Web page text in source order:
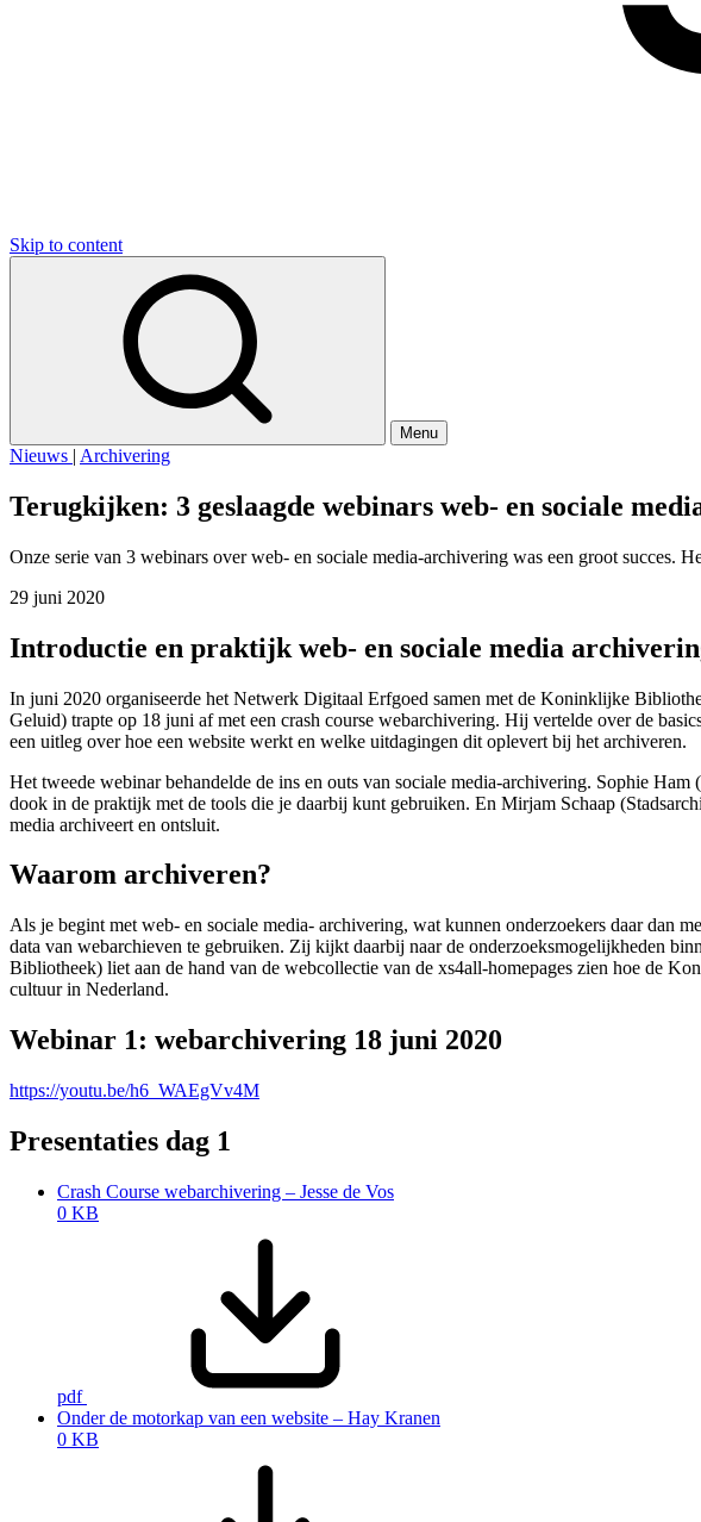
Skip to content
Menu
Nieuws | Archivering
Terugkijken: 3 geslaagde webinars web- en sociale
Onze serie van 3 webinars over web- en sociale media-archivering was een groot succes.
29 juni 2020
Introductie en praktijk web- en sociale media
In juni 2020 organiseerde het Netwerk Digitaal Erfgoed samen met de Koninklijke
Geluid) trapte op 18 juni af met een crash course webarchivering. Hij vertelde over de
een uitleg over hoe een website werkt en welke uitdagingen dit oplevert bij het archiveren.
Het tweede webinar behandelde de ins en outs van sociale media-archivering. Sophie
dook in de praktijk met de tools die je daarbij kunt gebruiken. En Mirjam Schaap
media archiveert en ontsluit.
Waarom archiveren?
Als je begint met web- en sociale media- archivering, wat kunnen onderzoekers daar dan
data van webarchieven te gebruiken. Zij kijkt daarbij naar de onderzoeksmogelijkheden
Bibliotheek) liet aan de hand van de webcollectie van de xs4all-homepages zien hoe de
cultuur in Nederland.
Webinar 1: webarchivering 18 juni 2020
https://youtu.be/h6_WAEgVv4M
Presentaties dag 1
Crash Course webarchivering – Jesse de Vos
0 KB
pdf
Onder de motorkap van een website – Hay Kranen
0 KB